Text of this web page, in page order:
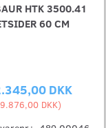
HTK 3500.41
60 CM
DKK
9.876,00 DKK)